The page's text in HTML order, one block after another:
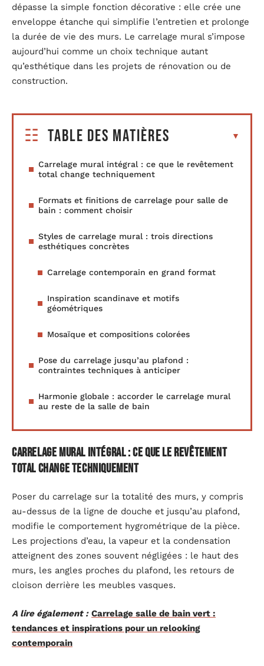
dépasse la simple fonction décorative : elle crée une
enveloppe étanche qui simplifie l’entretien et prolonge
la durée de vie des murs. Le carrelage mural s’impose
aujourd’hui comme un choix technique autant
qu’esthétique dans les projets de rénovation ou de
construction.
Table des matières
Carrelage mural intégral : ce que le revêtement
total change techniquement
Formats et finitions de carrelage pour salle de
bain : comment choisir
Styles de carrelage mural : trois directions
esthétiques concrètes
Carrelage contemporain en grand format
Inspiration scandinave et motifs
géométriques
Mosaïque et compositions colorées
Pose du carrelage jusqu’au plafond :
contraintes techniques à anticiper
Harmonie globale : accorder le carrelage mural
au reste de la salle de bain
Carrelage mural intégral : ce que le revêtement
total change techniquement
Poser du carrelage sur la totalité des murs, y compris
au-dessus de la ligne de douche et jusqu’au plafond,
modifie le comportement hygrométrique de la pièce.
Les projections d’eau, la vapeur et la condensation
atteignent des zones souvent négligées : le haut des
murs, les angles proches du plafond, les retours de
cloison derrière les meubles vasques.
A lire également : Carrelage salle de bain vert :
tendances et inspirations pour un relooking
contemporain